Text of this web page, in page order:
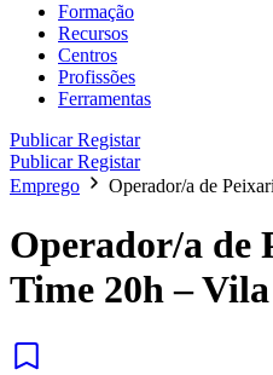
Formação
Recursos
Centros
Profissões
Ferramentas
PublicarRegistar
PublicarRegistar
Emprego
Operador/a de
Operador/a de
Time 20h –